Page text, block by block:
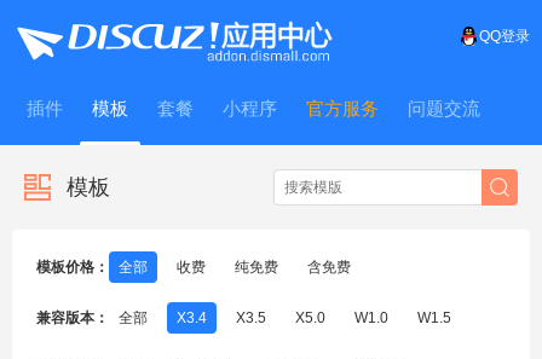
QQ登录
插件 模板 套餐 小程序 官方服务 问题交流
WitFrame
模板
模板价格： 全部 收费 纯免费 含免费
兼容版本： 全部 X3.4 X3.5 X5.0 W1.0 W1.5